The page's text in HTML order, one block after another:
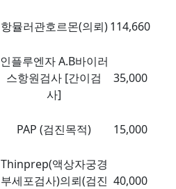
항뮬러관호르몬(의뢰) 114,660
인플루엔자 A.B바이러
스항원검사 [간이검
사]
35,000
PAP (검진목적) 15,000
Thinprep(액상자궁경
부세포검사)의뢰(검진 40,000